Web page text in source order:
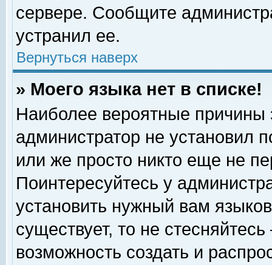
сервере. Сообщите
устранил ее.
Вернуться наверх
» Моего языка нет в списке!
Наиболее вероятные причины
администратор не установил
или же просто никто еще не
Поинтересуйтесь у
установить нужный вам
существует, то не
возможность создать и